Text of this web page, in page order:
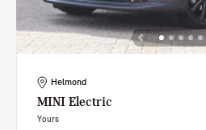
Helmond
MINI Electric
Yours